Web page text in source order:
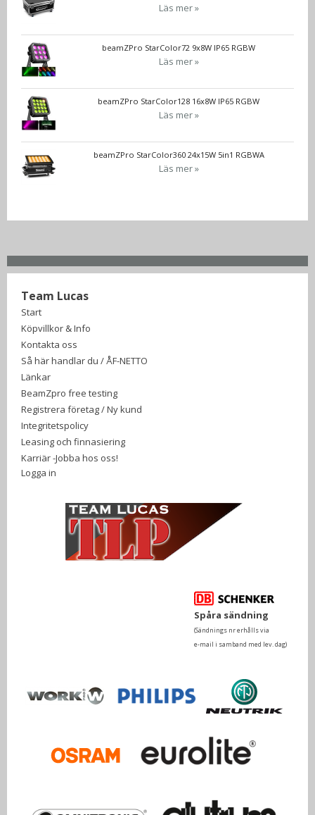
Läs mer »
beamZPro StarColor72 9x8W IP65 RGBW
Läs mer »
beamZPro StarColor128 16x8W IP65 RGBW
Läs mer »
beamZPro StarColor360 24x15W 5in1 RGBWA
Läs mer »
Team Lucas
Start
Köpvillkor & Info
Kontakta oss
Så här handlar du / ÅF-NETTO
Länkar
BeamZpro free testing
Registrera företag / Ny kund
Integritetspolicy
Leasing och finnasiering
Karriär -Jobba hos oss!
Logga in
Spåra sändning
(Sändnings nr erhålls via
e-mail i samband med lev. dag)